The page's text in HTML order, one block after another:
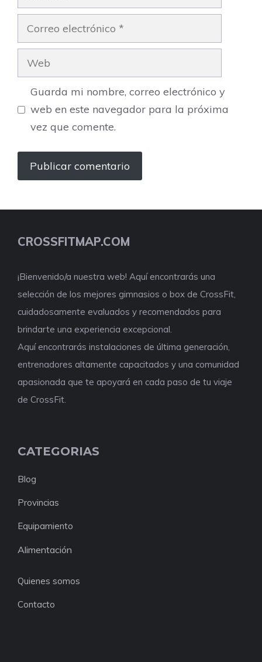
Correo
electrónico
Web
Guarda mi nombre, correo electrónico y
web en este navegador para la próxima
vez que comente.
CROSSFITMAP.COM
¡Bienvenido/a nuestra web! Aquí encontrarás una
selección de los mejores gimnasios o box de CrossFit,
cuidadosamente evaluados y recomendados para
brindarte una experiencia excepcional.
Aquí encontrarás instalaciones de última generación,
entrenadores altamente capacitados y una comunidad
apasionada que te apoyará en cada paso de tu viaje
de CrossFit.
CATEGORIAS
Blog
Provincias
Equipamiento
Alimentación
Quienes somos
Contacto